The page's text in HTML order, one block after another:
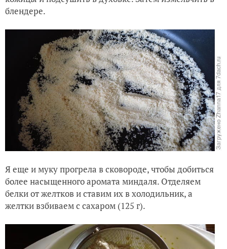
блендере.
Я еще и муку прогрела в сковороде, чтобы добиться
более насыщенного аромата миндаля. Отделяем
белки от желтков и ставим их в холодильник, а
желтки взбиваем с сахаром (125 г).